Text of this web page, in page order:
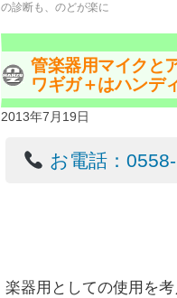
の診断も、のどが楽に
管楽器用マイクと
ワギガ＋はハンデ
2013年7月19日
お電話：
楽器用としての使用を